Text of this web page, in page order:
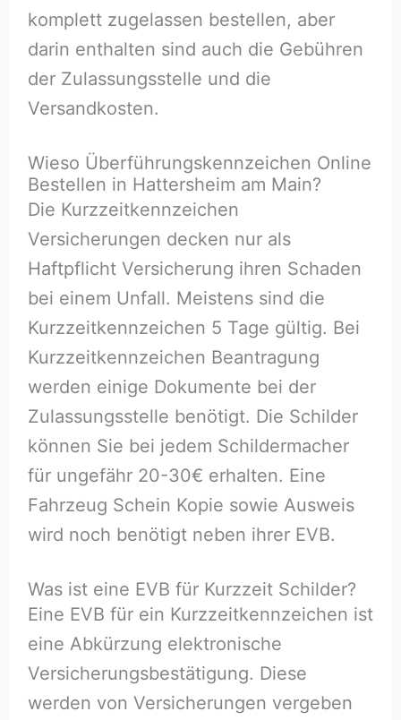
komplett zugelassen bestellen, aber
darin enthalten sind auch die Gebühren
der Zulassungsstelle und die
Versandkosten.
Wieso Überführungskennzeichen Online
Bestellen in Hattersheim am Main?
Die Kurzzeitkennzeichen
Versicherungen decken nur als
Haftpflicht Versicherung ihren Schaden
bei einem Unfall. Meistens sind die
Kurzzeitkennzeichen 5 Tage gültig. Bei
Kurzzeitkennzeichen Beantragung
werden einige Dokumente bei der
Zulassungsstelle benötigt. Die Schilder
können Sie bei jedem Schildermacher
für ungefähr 20-30€ erhalten. Eine
Fahrzeug Schein Kopie sowie Ausweis
wird noch benötigt neben ihrer EVB.
Was ist eine EVB für Kurzzeit Schilder?
Eine EVB für ein Kurzzeitkennzeichen ist
eine Abkürzung elektronische
Versicherungsbestätigung. Diese
werden von Versicherungen vergeben